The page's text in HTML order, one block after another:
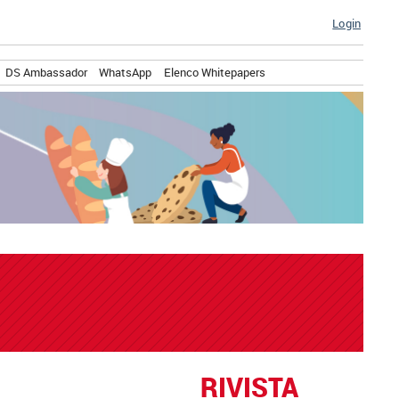
Login
DS Ambassador WhatsApp Elenco Whitepapers
RIVISTA